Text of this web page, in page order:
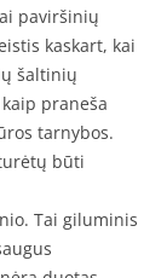
paviršinių
kaskart, kai
šaltinių
praneša
tarnybos.
būti
Tai giluminis